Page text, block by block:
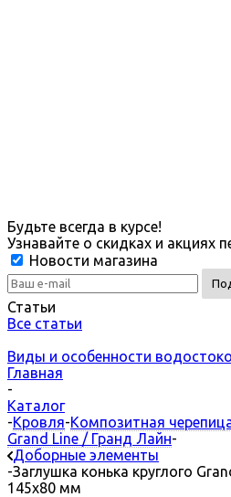
Будьте всегда в курсе!
Узнавайте о скидках и акциях
Новости магазина
Статьи
Все статьи
Виды и особенности
Главная
-
Каталог
-Кровля-Композитная
Grand Line / Гранд Лайн-
Доборные элементы
-Заглушка конька круглого
145x80 мм